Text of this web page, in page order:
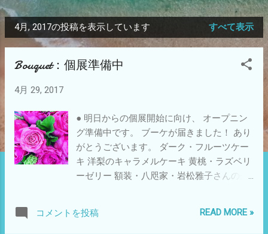
投
4月, 2017の投稿を表示しています すべて表示
Bouquet：個展準備中
4月 29, 2017
● 明日からの個展開始に向け、 オープニン
グ準備中です。 ブーケが届きました！ あり
がとうございます。 ダーク・フルーツケー
キ 洋梨のキャラメルケーキ 黄桃・ラズベリ
ーゼリー 額装・八咫家・岩松雅子さんの作
農園のリーフレタスも到着しました。 とれ
コメントを投稿 READ MORE »